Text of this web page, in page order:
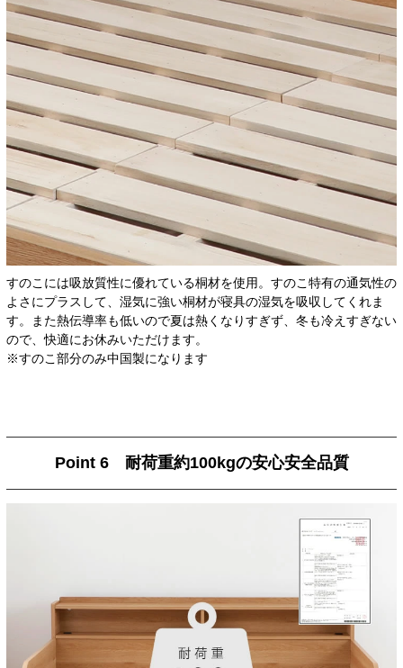
すのこには吸放質性に優れている桐材を使用。すのこ特有の通気性の
よさにプラスして、湿気に強い桐材が寝具の湿気を吸収してくれま
す。また熱伝導率も低いので夏は熱くなりすぎず、冬も冷えすぎない
ので、快適にお休みいただけます。
※すのこ部分のみ中国製になります
Point 6 耐荷重約100kgの安心安全品質